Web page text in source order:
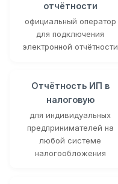
отчётности
официальный оператор
для подключения
электронной отчётности
Отчётность ИП в
налоговую
для индивидуальных
предпринимателей на
любой системе
налогообложения